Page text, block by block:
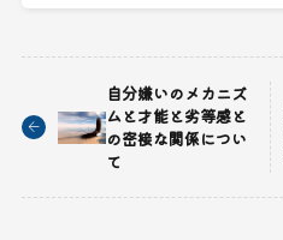
自分嫌いのメカニズ
ムと才能と劣等感と
の密接な関係につい
て